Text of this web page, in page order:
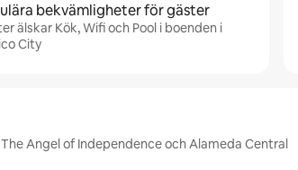
bekvämligheter för gäster
älskar Kök, Wifi och Pool i boenden i
City
Angel of Independence och Alameda Central